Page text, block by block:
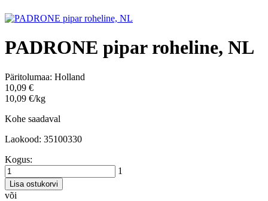
PADRONE pipar roheline, NL
Päritolumaa: Holland
10,09 €
10,09 €/kg
Kohe saadaval
Laokood: 35100330
Kogus:
1
Lisa ostukorvi
või